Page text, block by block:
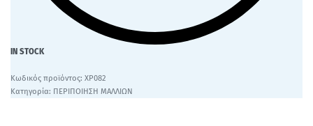
IN STOCK
ΧΡ082
Κατηγορία: ΠΕΡΙΠΟΙΗΣΗ ΜΑΛΛΙΩΝ